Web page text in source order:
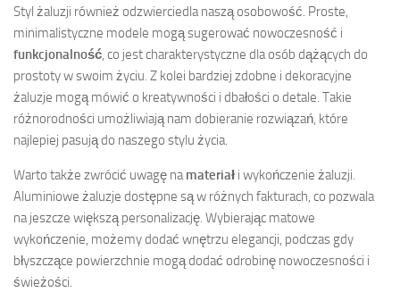
Styl żaluzji również odzwierciedla naszą osobowość. Proste,
minimalistyczne modele mogą sugerować nowoczesność i
funkcjonalność, co jest charakterystyczne dla osób dążących do
prostoty w swoim życiu. Z kolei bardziej zdobne i dekoracyjne
żaluzje mogą mówić o kreatywności i dbałości o detale. Takie
różnorodności umożliwiają nam dobieranie rozwiązań, które
najlepiej pasują do naszego stylu życia.
Warto także zwrócić uwagę namateriał i wykończenie żaluzji.
Aluminiowe żaluzje dostępne są w różnych fakturach, co pozwala
na jeszcze większą personalizację. Wybierając matowe
wykończenie, możemy dodać wnętrzu elegancji, podczas gdy
błyszczące powierzchnie mogą dodać odrobinę nowoczesności i
świeżości.